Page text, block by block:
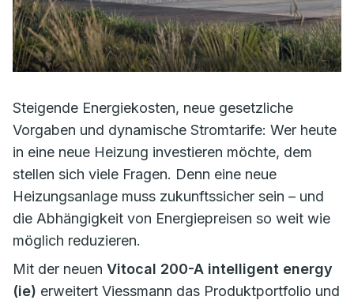
Steigende Energiekosten, neue gesetzliche
Vorgaben und dynamische Stromtarife: Wer heute
in eine neue Heizung investieren möchte, dem
stellen sich viele Fragen. Denn eine neue
Heizungsanlage muss zukunftssicher sein – und
die Abhängigkeit von Energiepreisen so weit wie
möglich reduzieren.
Mit der neuen Vitocal 200-A intelligent energy
(ie) erweitert Viessmann das Produktportfolio und